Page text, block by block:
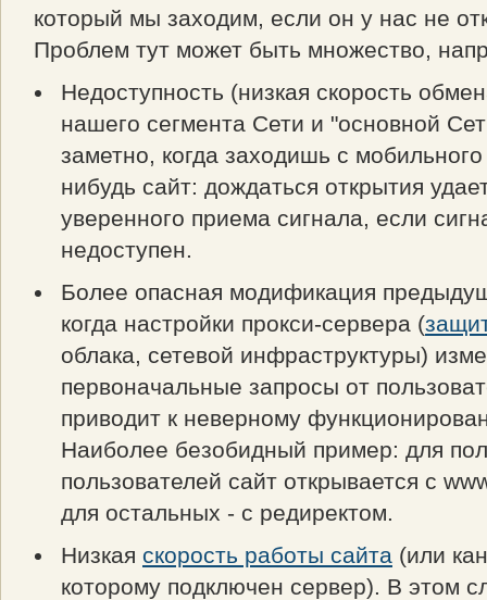
который мы заходим, если он у нас не
Проблем тут может быть множество,
Недоступность (низкая скорость
нашего сегмента Сети и "основной
заметно, когда заходишь с
нибудь сайт: дождаться открытия
уверенного приема сигнала, если
недоступен.
Более опасная модификация
когда настройки прокси-сервера (
облака, сетевой инфраструктуры)
первоначальные запросы от
приводит к неверному
Наиболее безобидный пример: для
пользователей сайт открывается с
для остальных - с редиректом.
Низкая скорость работы сайта (или
которому подключен сервер). В этом